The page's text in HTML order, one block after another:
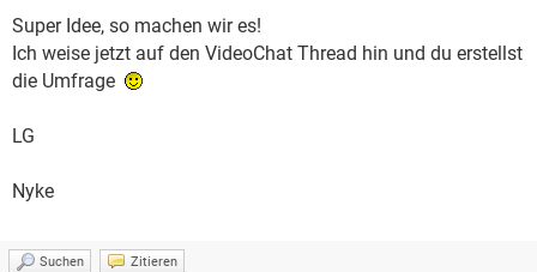
Super Idee, so machen wir es!
Ich weise jetzt auf den VideoChat Thread hin und du erstellst
die Umfrage
LG
Nyke
Suchen Zitieren